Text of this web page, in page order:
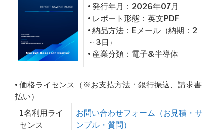
• 発行年月：2026年07月
• レポート形態：英文PDF
• 納品方法：Eメール（納期：2
～3日）
• 産業分類：電子&半導体
• 価格ライセンス（※お支払方法：銀行振込、請求書
払い）
1名利用ライ
センス
お問い合わせフォーム（お見積・サ
ンプル・質問）